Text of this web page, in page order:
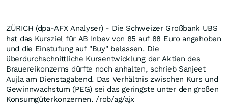
ZÜRICH (dpa-AFX Analyser) - Die Schweizer Großbank UBS
hat das Kursziel für AB Inbev von 85 auf 88 Euro angehoben
und die Einstufung auf "Buy" belassen. Die
überdurchschnittliche Kursentwicklung der Aktien des
Brauereikonzerns dürfte noch anhalten, schrieb Sanjeet
Aujla am Dienstagabend. Das Verhältnis zwischen Kurs und
Gewinnwachstum (PEG) sei das geringste unter den großen
Konsumgüterkonzernen. /rob/ag/ajx